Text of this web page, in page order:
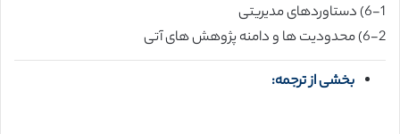
6-1) دستاوردهای مدیریتی
6-2) محدودیت ها و دامنه پژوهش های آتی
بخشی از ترجمه: